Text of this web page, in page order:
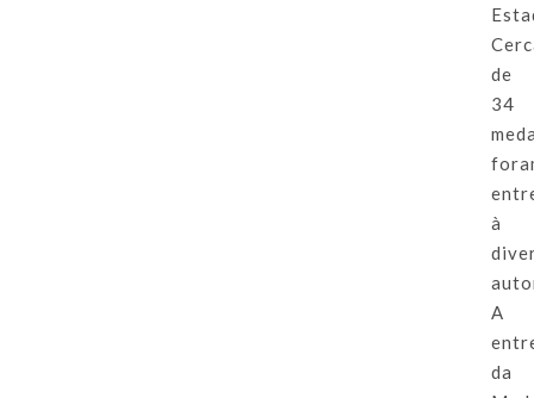
de
34
à
A
da